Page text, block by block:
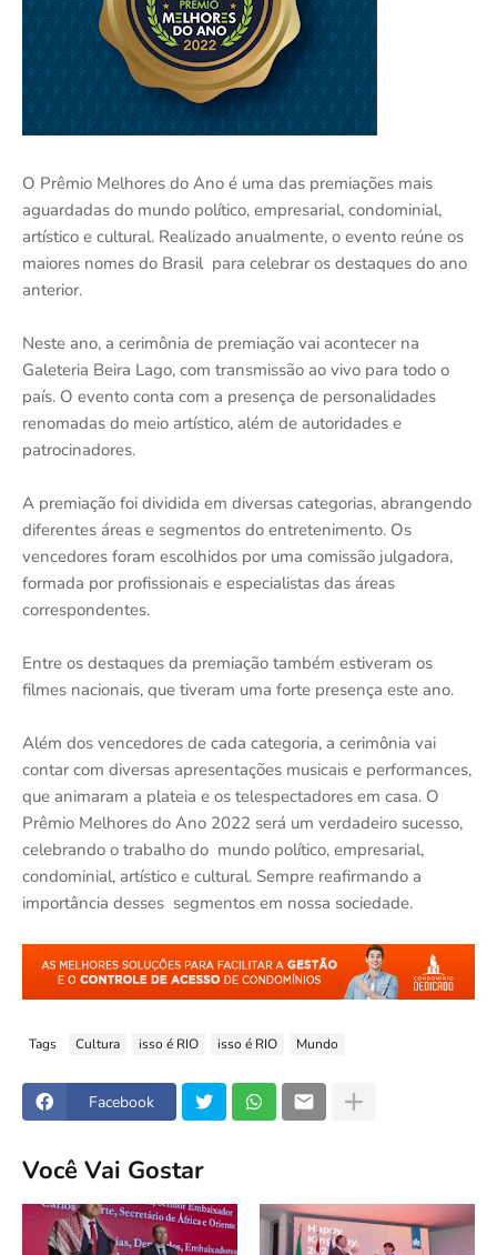
O Prêmio Melhores do Ano é uma das premiações mais
aguardadas do mundo político, empresarial, condominial,
artístico e cultural. Realizado anualmente, o evento reúne os
maiores nomes do Brasil para celebrar os destaques do ano
anterior.
Neste ano, a cerimônia de premiação vai acontecer na
Galeteria Beira Lago, com transmissão ao vivo para todo o
país. O evento conta com a presença de personalidades
renomadas do meio artístico, além de autoridades e
patrocinadores.
A premiação foi dividida em diversas categorias, abrangendo
diferentes áreas e segmentos do entretenimento. Os
vencedores foram escolhidos por uma comissão julgadora,
formada por profissionais e especialistas das áreas
correspondentes.
Entre os destaques da premiação também estiveram os
filmes nacionais, que tiveram uma forte presença este ano.
Além dos vencedores de cada categoria, a cerimônia vai
contar com diversas apresentações musicais e performances,
que animaram a plateia e os telespectadores em casa. O
Prêmio Melhores do Ano 2022 será um verdadeiro sucesso,
celebrando o trabalho do mundo político, empresarial,
condominial, artístico e cultural. Sempre reafirmando a
importância desses segmentos em nossa sociedade.
Tags Cultura isso é RIO isso é RIO Mundo
Facebook
Você Vai Gostar